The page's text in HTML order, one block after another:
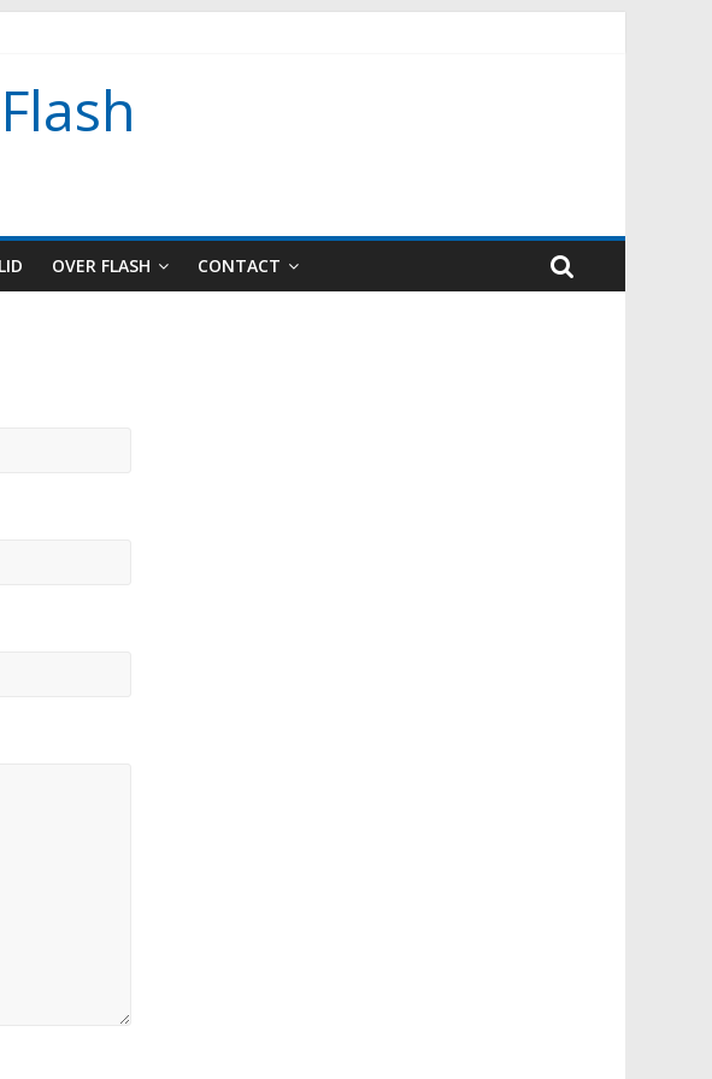
OVER FLASH CONTACT